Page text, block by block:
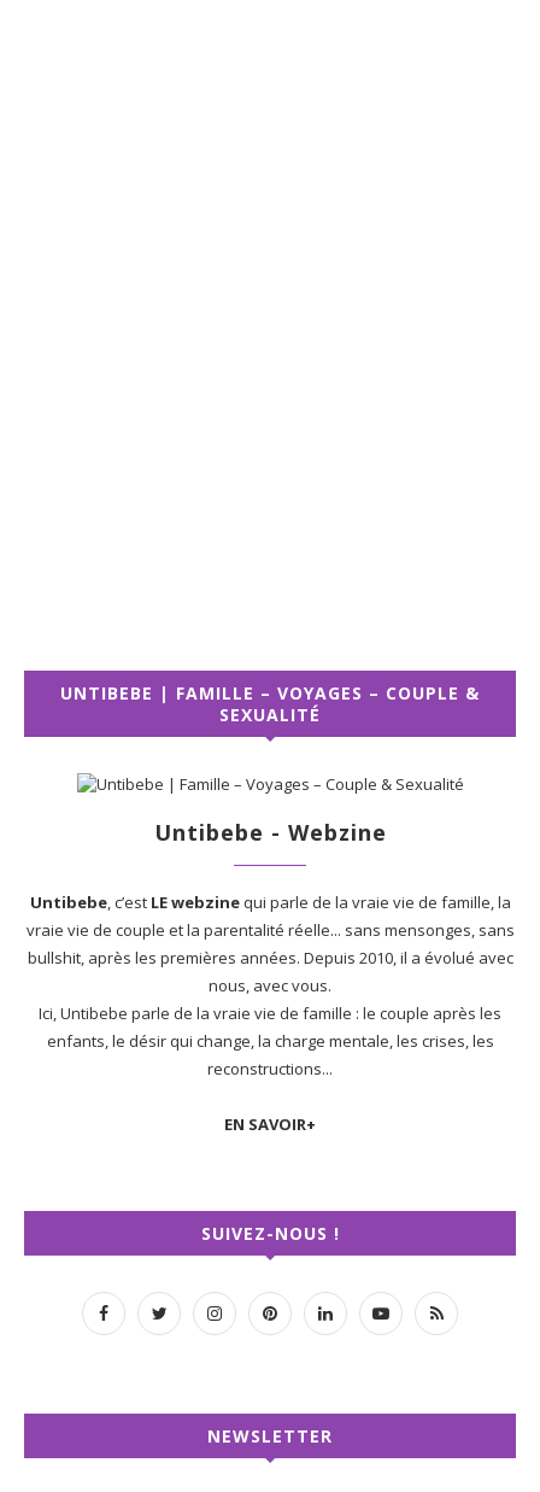
UNTIBEBE | FAMILLE – VOYAGES – COUPLE &
SEXUALITÉ
Untibebe - Webzine
Untibebe, c’est LE webzinequi parle de la vraie vie de famille, la
vraie vie de couple et la parentalité réelle... sans mensonges, sans
bullshit, après les premières années. Depuis 2010, il a évolué avec
nous, avec vous.
Ici, Untibebe parle de la vraie vie de famille : le couple après les
enfants, le désir qui change, la charge mentale, les crises, les
reconstructions...
EN SAVOIR+
SUIVEZ-NOUS !
NEWSLETTER